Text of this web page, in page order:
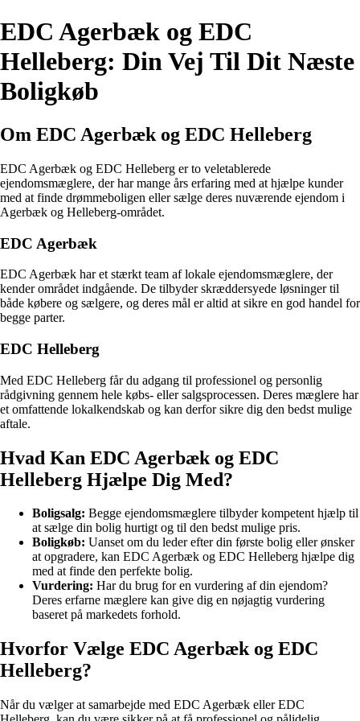
EDC Agerbæk og EDC
Helleberg: Din Vej Til Dit Næste
Boligkøb
Om EDC Agerbæk og EDC Helleberg
EDC Agerbæk og EDC Helleberg er to veletablerede
ejendomsmæglere, der har mange års erfaring med at hjælpe kunder
med at finde drømmeboligen eller sælge deres nuværende ejendom i
Agerbæk og Helleberg-området.
EDC Agerbæk
EDC Agerbæk har et stærkt team af lokale ejendomsmæglere, der
kender området indgående. De tilbyder skræddersyede løsninger til
både købere og sælgere, og deres mål er altid at sikre en god handel for
begge parter.
EDC Helleberg
Med EDC Helleberg får du adgang til professionel og personlig
rådgivning gennem hele købs- eller salgsprocessen. Deres mæglere har
et omfattende lokalkendskab og kan derfor sikre dig den bedst mulige
aftale.
Hvad Kan EDC Agerbæk og EDC
Helleberg Hjælpe Dig Med?
Boligsalg: Begge ejendomsmæglere tilbyder kompetent hjælp til
at sælge din bolig hurtigt og til den bedst mulige pris.
Boligkøb: Uanset om du leder efter din første bolig eller ønsker
at opgradere, kan EDC Agerbæk og EDC Helleberg hjælpe dig
med at finde den perfekte bolig.
Vurdering: Har du brug for en vurdering af din ejendom?
Deres erfarne mæglere kan give dig en nøjagtig vurdering
baseret på markedets forhold.
Hvorfor Vælge EDC Agerbæk og EDC
Helleberg?
Når du vælger at samarbejde med EDC Agerbæk eller EDC